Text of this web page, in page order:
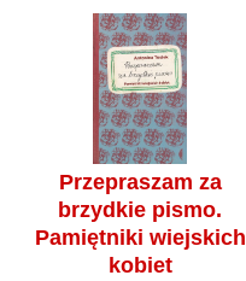
Przepraszam za
brzydkie pismo.
Pamiętniki wiejskich
kobiet